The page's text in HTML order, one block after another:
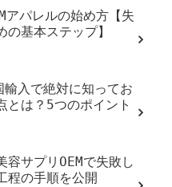
アパレルの始め方【失
の基本ステップ】
輸入で絶対に知ってお
とは？5つのポイント
容サプリOEMで失敗し
程の手順を公開